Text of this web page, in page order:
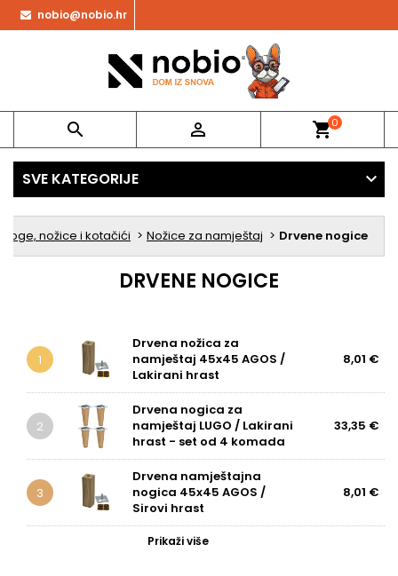
nobio@nobio.hr
  shopping_cart0
SVE KATEGORIJE
Noge, nožice i kotačići Nožice za namještaj Drvene nogice
DRVENE NOGICE
1
Drvena nožica za
namještaj 45x45 AGOS /
Lakirani hrast
8,01 €
2
Drvena nogica za
namještaj LUGO / Lakirani
hrast - set od 4 komada
33,35 €
3
Drvena namještajna
nogica 45x45 AGOS /
Sirovi hrast
8,01 €
Prikaži više